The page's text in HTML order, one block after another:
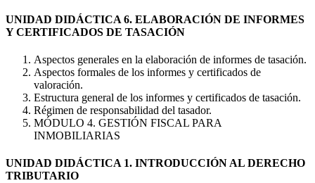
UNIDAD DIDÁCTICA 6. ELABORACIÓN DE INFORMES
Y CERTIFICADOS DE TASACIÓN
Aspectos generales en la elaboración de informes de tasación.
Aspectos formales de los informes y certificados de
valoración.
Estructura general de los informes y certificados de tasación.
Régimen de responsabilidad del tasador.
MÓDULO 4. GESTIÓN FISCAL PARA
INMOBILIARIAS
UNIDAD DIDÁCTICA 1. INTRODUCCIÓN AL DERECHO
TRIBUTARIO